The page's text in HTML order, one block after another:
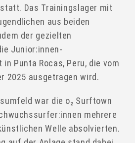
Das Trainingslager mit
aus beiden
der gezielten
Junior:innen-
Punta Rocas, Peru, die vom
2025 ausgetragen wird.
war die o₂ Surftown
mehrere
Welle absolvierten.